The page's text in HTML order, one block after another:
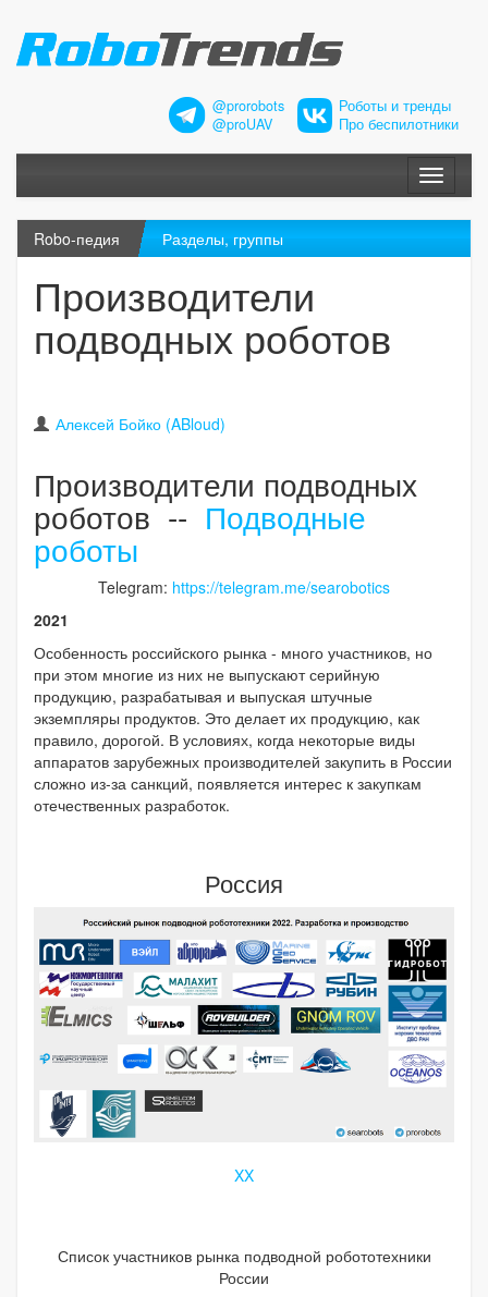
@prorobots
@proUAV
Роботы и тренды
Про беспилотники
Меню
Robo-педия Разделы, группы
Производители
подводных роботов
Алексей Бойко (ABloud)
Производители подводных
роботов -- Подводные
роботы
Telegram: https://telegram.me/searobotics
2021
Особенность российского рынка - много участников, но
при этом многие из них не выпускают серийную
продукцию, разрабатывая и выпуская штучные
экземпляры продуктов. Это делает их продукцию, как
правило, дорогой. В условиях, когда некоторые виды
аппаратов зарубежных производителей закупить в России
сложно из-за санкций, появляется интерес к закупкам
отечественных разработок.
Россия
XX
Список участников рынка подводной робототехники
России